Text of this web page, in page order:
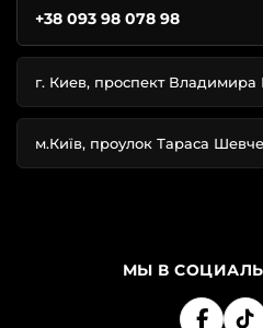
+38 093 98 078 98
г. Киев, проспект
м.Київ, проулок Тараса
МЫ В